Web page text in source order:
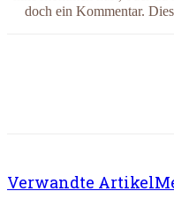
doch ein Kommentar.
Verwandte Artikel